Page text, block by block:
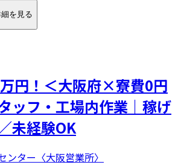
を見る
円！＜大阪府×寮費0円
ッフ・工場内作業｜稼げ
未経験OK
ンター〈大阪営業所〉